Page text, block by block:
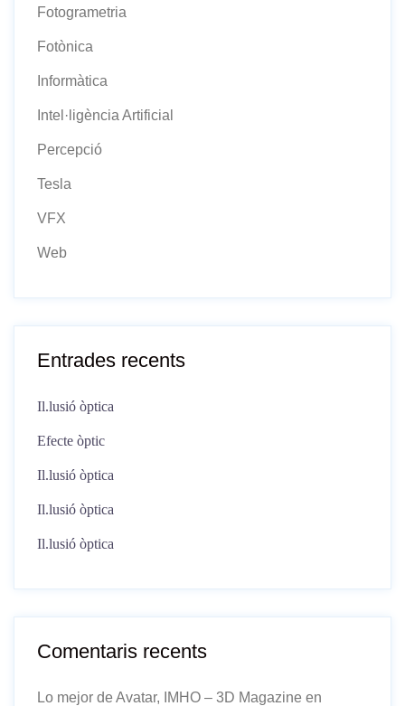
Fotogrametria
Fotònica
Informàtica
Intel·ligència Artificial
Percepció
Tesla
VFX
Web
Entrades recents
Il.lusió òptica
Efecte òptic
Il.lusió òptica
Il.lusió òptica
Il.lusió òptica
Comentaris recents
Lo mejor de Avatar, IMHO – 3D Magazine en